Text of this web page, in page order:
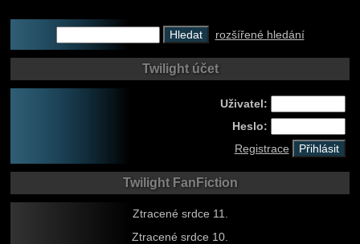
rozšířené hledání
Twilight účet
Uživatel:
Heslo:
Registrace
Twilight FanFiction
Ztracené srdce 11.
Ztracené srdce 10.